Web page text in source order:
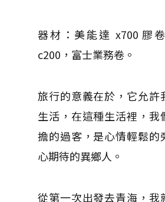
器材：美能達 x700 膠
c200，富士業務卷。
旅行的意義在於，它允許
生活，在這種生活裡，我
擔的過客，是心情輕鬆的
心期待的異鄉人。
從第一次出發去青海，我